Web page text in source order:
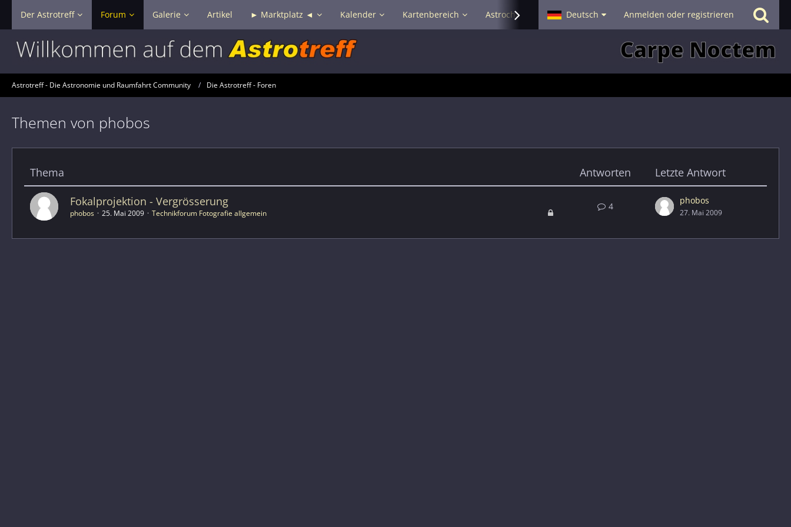
Der Astrotreff Forum Galerie Artikel ► Marktplatz ◄ Kalender Kartenbereich Astrochat - Smalltalk Hilfe
Deutsch Anmelden oder registrieren
Astrotreff - Die Astronomie und Raumfahrt Community Die Astrotreff - Foren
Themen von phobos
Thema Antworten Letzte Antwort
Fokalprojektion - Vergrösserung
phobos 25. Mai 2009 Technikforum Fotografie allgemein
4
phobos
27. Mai 2009